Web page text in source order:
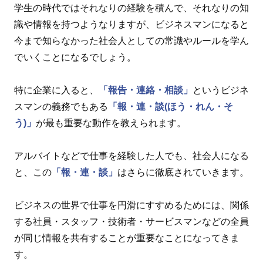
学生の時代ではそれなりの経験を積んで、それなりの知
識や情報を持つようなりますが、ビジネスマンになると
今まで知らなかった社会人としての常識やルールを学ん
でいくことになるでしょう。
特に企業に入ると、 「報告・連絡・相談」
というビジネ
スマンの義務でもある
「報・連・談(ほう・れん・そ
う)」 が最も重要な動作を教えられます。
アルバイトなどで仕事を経験した人でも、社会人になる
と、この 「報・連・談」 はさらに徹底されていきます。
ビジネスの世界で仕事を円滑にすすめるためには、関係
する社員・スタッフ・技術者・サービスマンなどの全員
が同じ情報を共有することが重要なことになってきま
す。